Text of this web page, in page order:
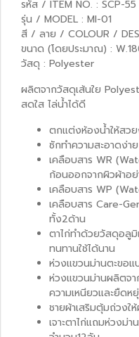
รหัส / ITEM NO. : SCP-55
รุ่น / MODEL : MI-01
สี / ลาย / COLOUR /
ขนาด (โดยประมาณ) :
วัสดุ : Polyester
ผลิตจากวัสดุเส้นใย
สดใส ไล่น้ำได้ดี
ตกแต่งห้องน้ำให้สวย
ซักทำความสะอาดง่า
เคลือบสาร WR
ก้อนออกจากผิวผ้าอย่
เคลือบสาร WP
เคลือบสาร Care-
ทั้ง2ด้าน
ตาไก่ทำด้วยวัสดุอลู
ทนทานใช้ได้นาน
ห่วงแขวนม่านตะขอ
ห่วงแขวนม่านผลิตจ
ความเหนียวและยืดห
ชายผ้าเสริมตุ้มถ่วง
เจาะตาไก่แถมห่วงม่